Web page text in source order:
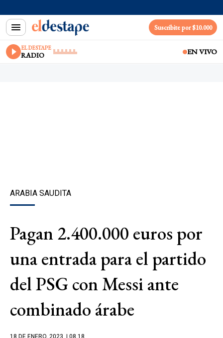
Suscribite por $10.000
EL DESTAPE
RADIO EN VIVO
ARABIA SAUDITA
Pagan 2.400.000 euros por
una entrada para el partido
del PSG con Messi ante
combinado árabe
18 DE ENERO, 2023 | 08.18